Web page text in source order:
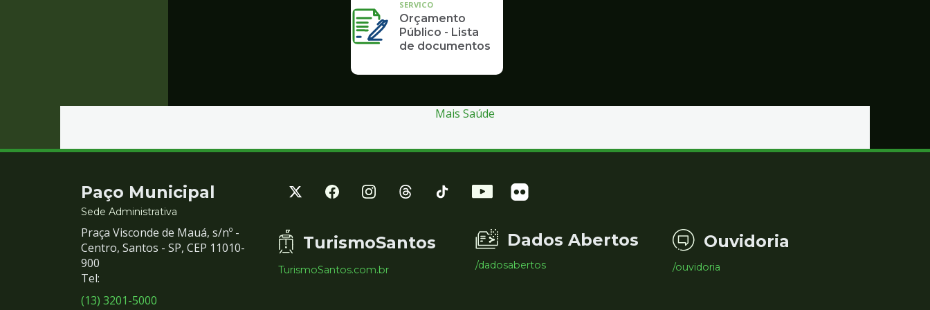
SERVICO
Orçamento
Público - Lista
de documentos
Mais Saúde
Contato
e
Redes
Sociais
Paço Municipal
Sede Administrativa
Praça Visconde de Mauá, s/nº -
Centro, Santos - SP, CEP 11010-
900
Tel:
(13) 3201-5000
TurismoSantos
TurismoSantos.com.br
Dados Abertos
/dadosabertos
Ouvidoria
/ouvidoria